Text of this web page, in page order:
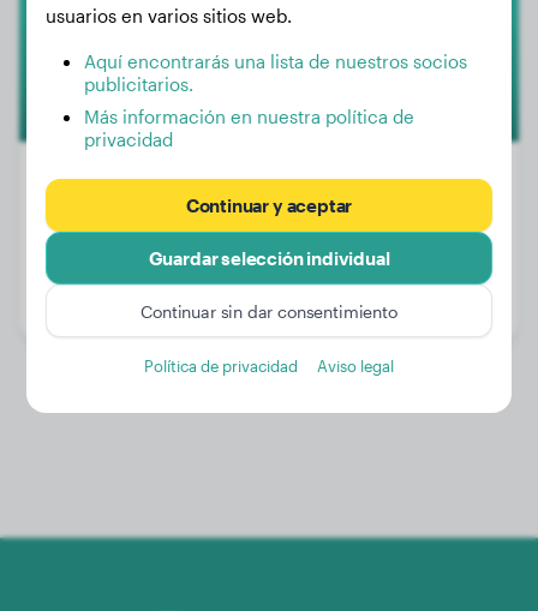
Peso:
2 kg
Edad:
3 años
Perro macho
usuarios en varios sitios web.
Aquí encontrarás una lista de nuestros socios
publicitarios.
Más información en nuestra política de
privacidad
Continuar y aceptar
Guardar selección individual
Continuar sin dar consentimiento
Política de privacidad Aviso legal